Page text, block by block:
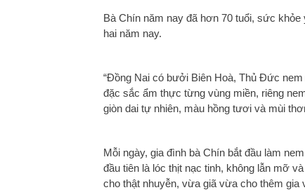
Bà Chín năm nay đã hơn 70 tuổi, sức
hai năm nay.
“Đồng Nai có bưởi Biên Hoà, Thủ Đức
đặc sắc ẩm thực từng vùng miền, riêng
giòn dai tự nhiên, màu hồng tươi và mùi
Mỗi ngày, gia đình bà Chín bắt đầu làm
đầu tiên là lóc thịt nạc tinh, không lẫn mỡ
cho thật nhuyễn, vừa giã vừa cho thêm